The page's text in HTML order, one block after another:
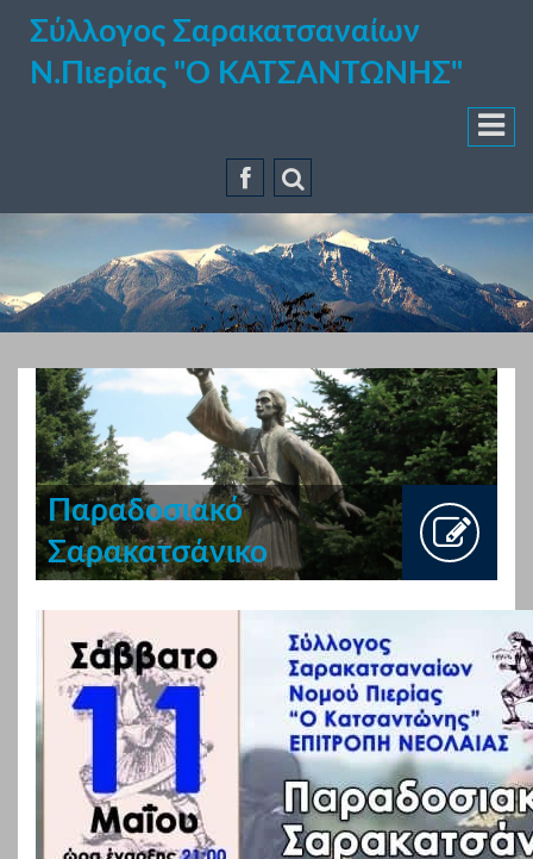
Σύλλογος Σαρακατσαναίων
Ν.Πιερίας "Ο ΚΑΤΣΑΝΤΩΝΗΣ"
Παραδοσιακό
Σαρακατσάνικο
2024